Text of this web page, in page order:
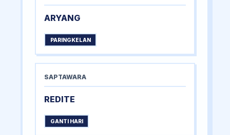
ARYANG
PARINGKELAN
SAPTAWARA
REDITE
GANTI HARI